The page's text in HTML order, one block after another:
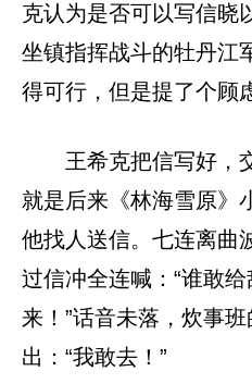
克认为是否可以写信晓
坐镇指挥战斗的牡丹江
得可行，但是提了个顾
王希克把信写好，
就是后来《林海雪原》
他找人送信。七连离曲
过信冲全连喊：“谁敢
来！”话音未落，炊事
出：“我敢去！”